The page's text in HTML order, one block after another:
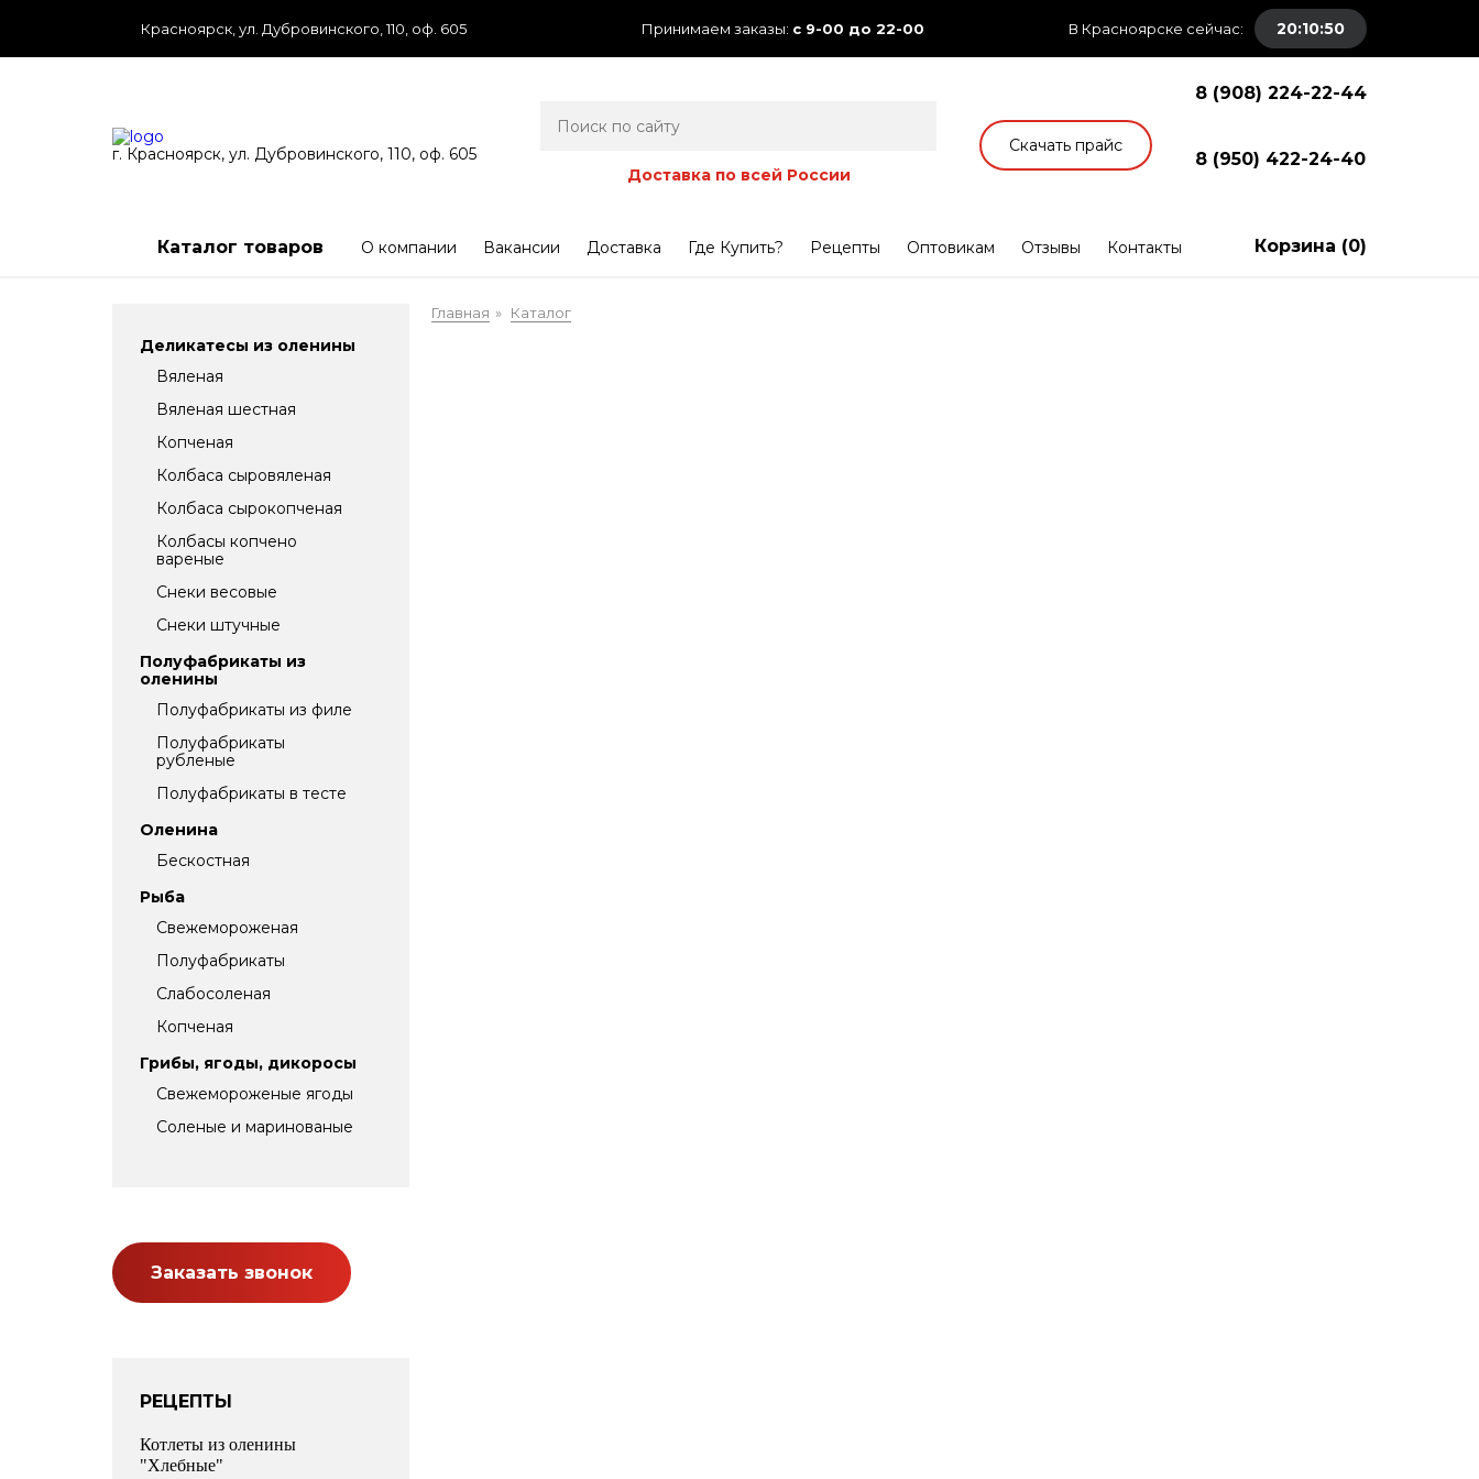
Красноярск, ул. Дубровинского, 110, оф. 605 Принимаем заказы: с 9-00 до 22-00 В Красноярске сейчас: 20:10:50
г. Красноярск, ул. Дубровинского, 110, оф. 605
Доставка по всей России
Скачать прайс
8 (908) 224-22-44
8 (950) 422-24-40
Каталог товаров О компании Вакансии Доставка Где Купить? Рецепты Оптовикам Отзывы Контакты Корзина (0)
Деликатесы из оленины
Вяленая
Вяленая шестная
Копченая
Колбаса сыровяленая
Колбаса сырокопченая
Колбасы копчено
вареные
Снеки весовые
Снеки штучные
Полуфабрикаты из
оленины
Полуфабрикаты из филе
Полуфабрикаты
рубленые
Полуфабрикаты в тесте
Оленина
Бескостная
Рыба
Свежемороженая
Полуфабрикаты
Слабосоленая
Копченая
Грибы, ягоды, дикоросы
Свежемороженые ягоды
Соленые и маринованые
Заказать звонок
РЕЦЕПТЫ
Котлеты из оленины
"Хлебные"
Главная » Каталог